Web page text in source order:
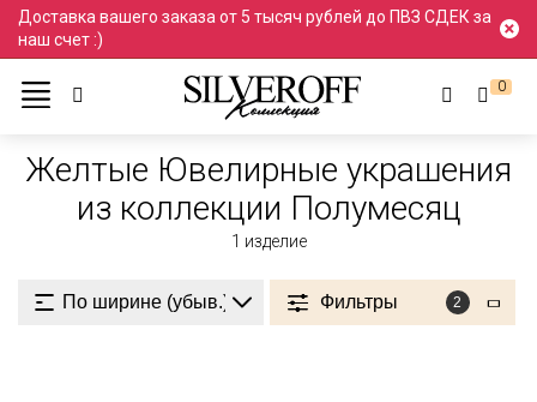
Доставка вашего заказа от 5 тысяч рублей до ПВЗ СДЕК за
наш счет :)
0
Ювелирные украшения
Желтый Желтые
Желтые Ювелирные украшения
из коллекции Полумесяц
1 изделие
Фильтры 2